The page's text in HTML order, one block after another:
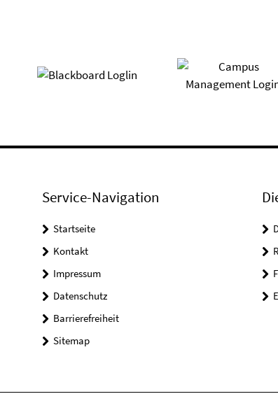
Service-Navigation
Startseite
Kontakt
Impressum
Datenschutz
Barrierefreiheit
Sitemap